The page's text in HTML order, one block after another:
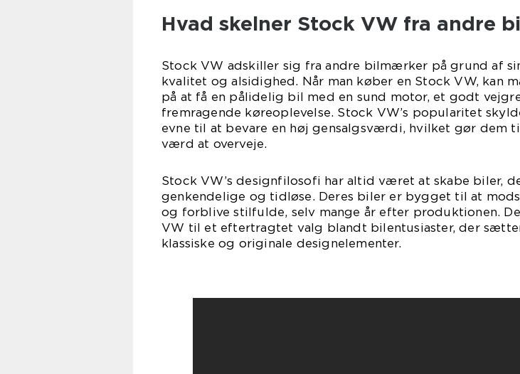
Hvad skelner Stock VW fra andre
Stock VW adskiller sig fra andre bilmærker på grund af
kvalitet og alsidighed. Når man køber en Stock VW, kan
på at få en pålidelig bil med en sund motor, et godt
fremragende køreoplevelse. Stock VW’s popularitet
evne til at bevare en høj gensalgsværdi, hvilket gør dem
værd at overveje.
Stock VW’s designfilosofi har altid været at skabe biler,
genkendelige og tidløse. Deres biler er bygget til at
og forblive stilfulde, selv mange år efter produktionen.
VW til et eftertragtet valg blandt bilentusiaster, der
klassiske og originale designelementer.